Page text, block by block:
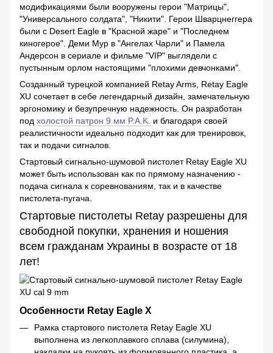
модификациями были вооружены герои "Матрицы",
"Универсального солдата", "Никити". Герои Шварцнеггера
были с Desert Eagle в "Красной жаре" и "Последнем
киногерое". Деми Мур в "Ангелах Чарли" и Памела
Андерсон в сериале и фильме "VIP" выглядели с
пустынным орлом настоящими "плохими девчонками".
Созданный турецкой компанией Retay Arms, Retay Eagle
XU сочетает в себе легендарный дизайн, замечательную
эргономику и безупречную надежность. Он разработан
под холостой патрон 9 мм P.A.K. и благодаря своей
реалистичности идеально подходит как для тренировок,
так и подачи сигналов.
Стартовый сигнально-шумовой пистолет Retay Eagle XU
может быть использован как по прямому назначению -
подача сигнала к соревнованиям, так и в качестве
пистолета-пугача.
Стартовые пистолеты Retay разрешены для
свободной покупки, хранения и ношения
всем гражданам Украины в возрасте от 18
лет!
Особенности Retay Eagle X
Рамка стартового пистолета Retay Eagle XU
выполнена из легкоплавкого сплава (силумина),